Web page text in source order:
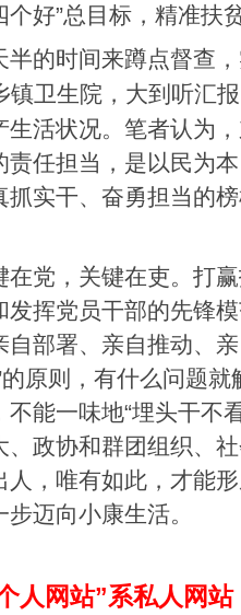
个好”总目标，精准
半的时间来蹲点督查
镇卫生院，大到听汇
活状况。笔者认为
任担当，是以民为
实干、奋勇担当的
在党，关键在吏。打
发挥党员干部的先锋
部署、亲自推动、
原则，有什么问题
能一味地“埋头干不
、政协和群团组织、
人，唯有如此，才能
迈向小康生活。
人网站”系私人网